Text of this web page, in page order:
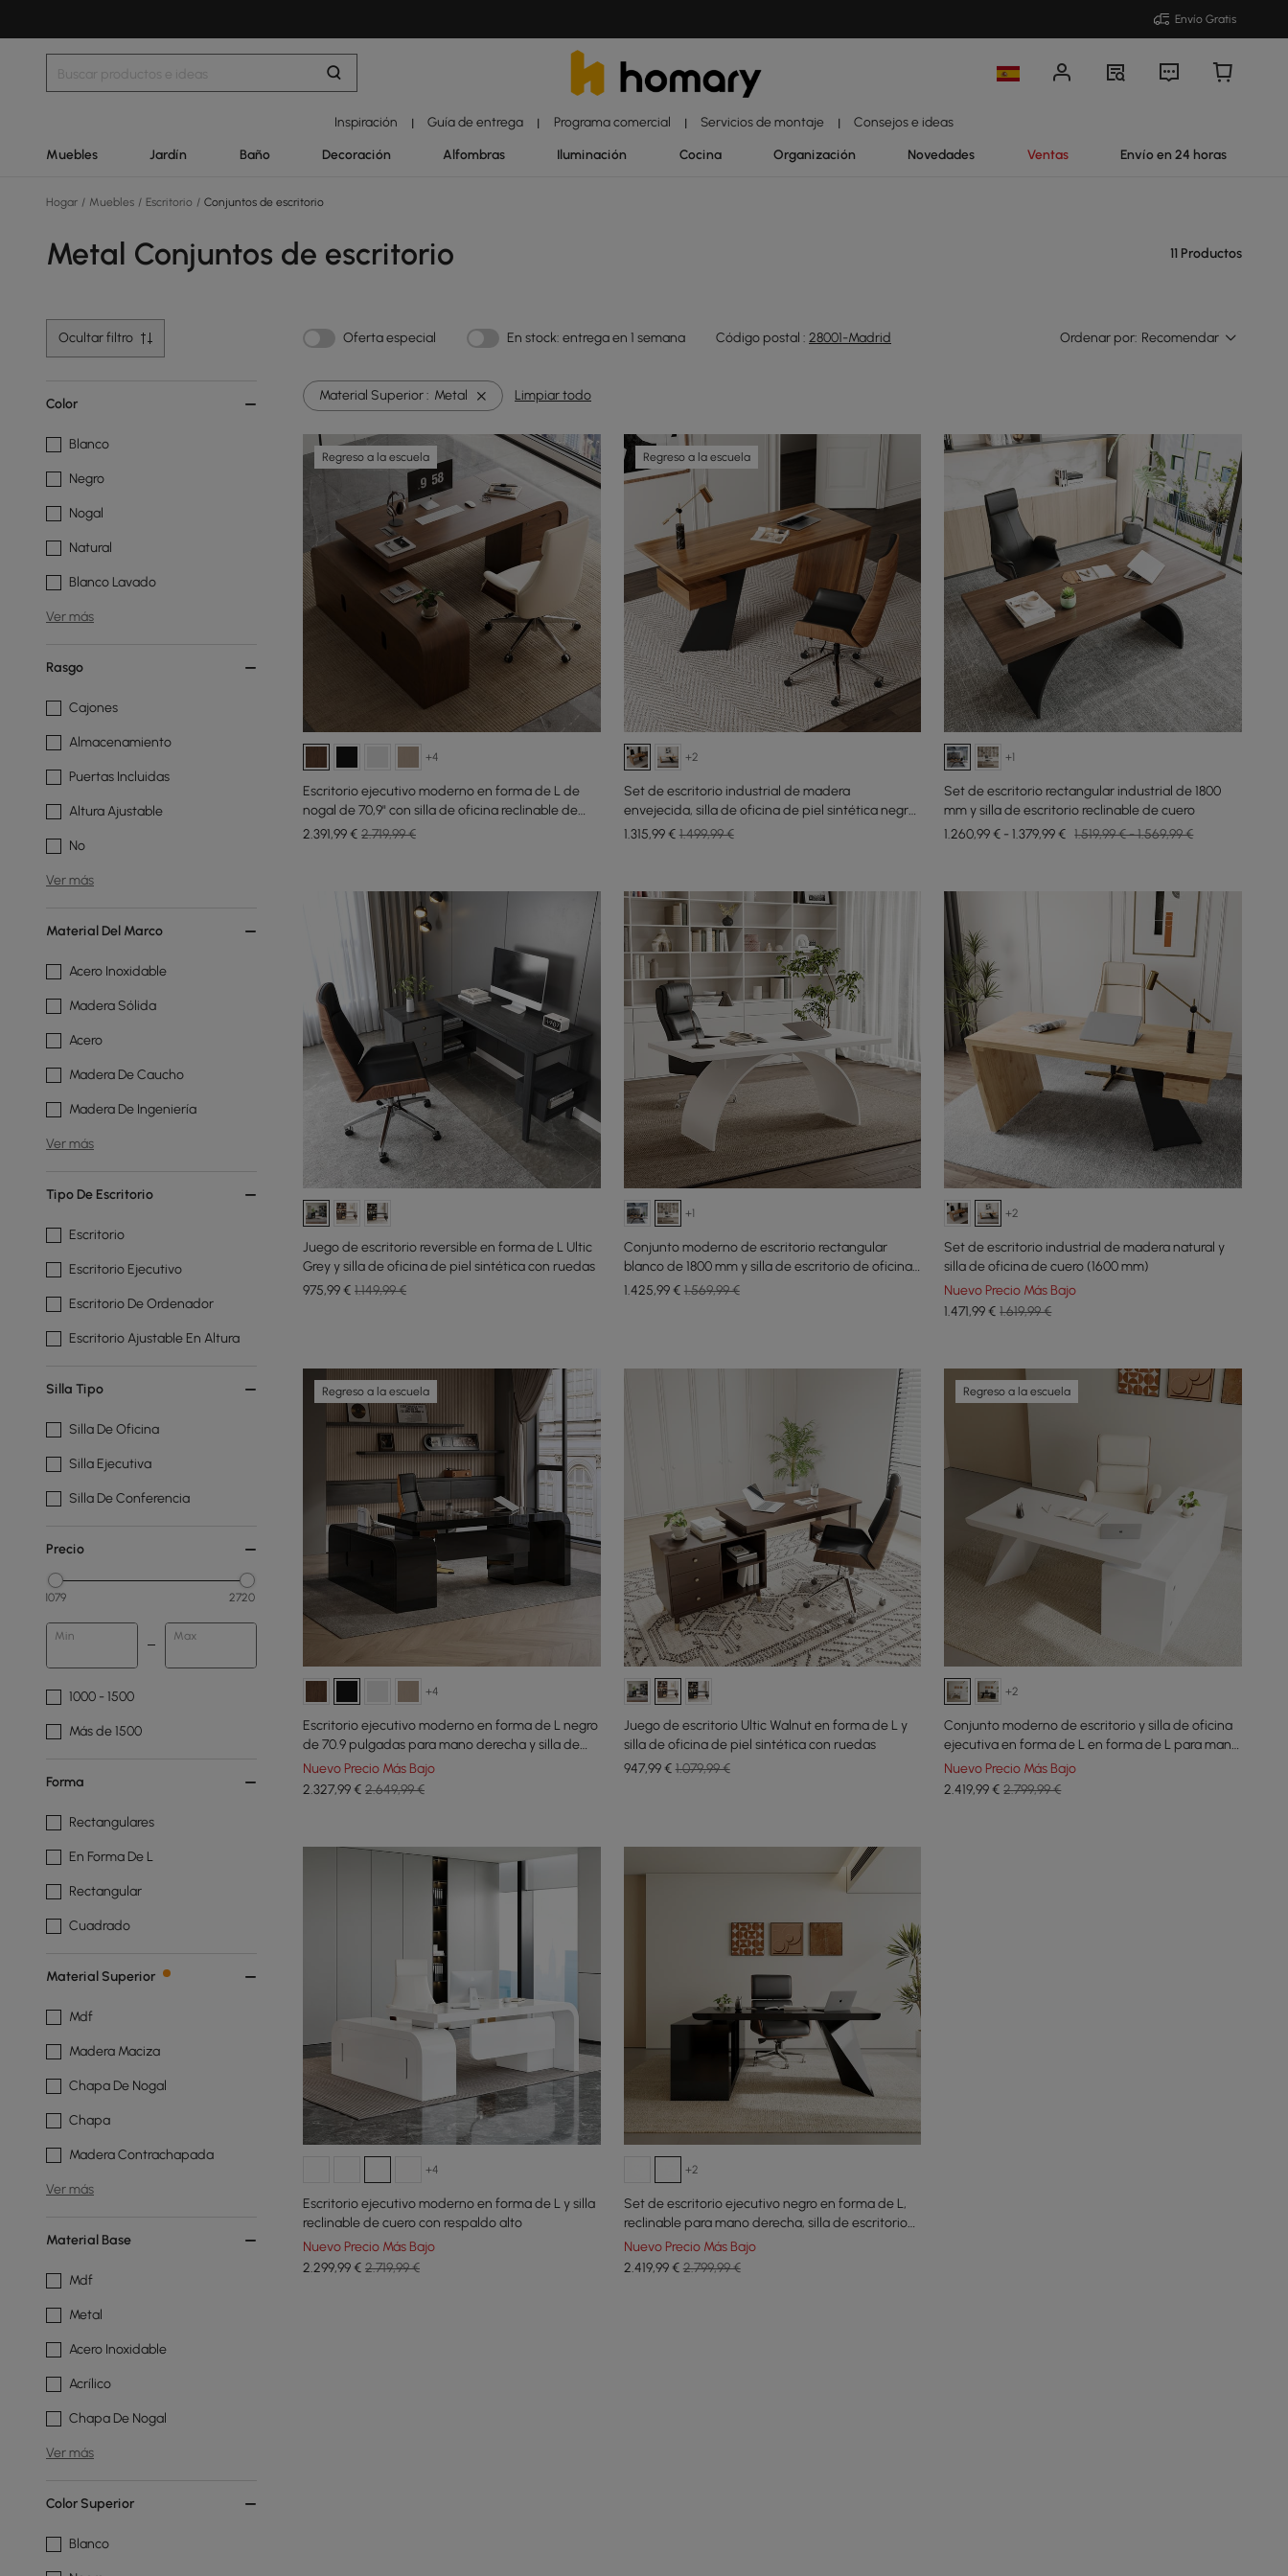
Envío Gratis
Inspiración | Guía de entrega | Programa comercial | Servicios de montaje | Consejos e ideas
Muebles Jardín Baño Decoración Alfombras Iluminación Cocina Organización Novedades Ventas Envío en 24 horas
Hogar / Muebles / Escritorio / Conjuntos de escritorio
Metal Conjuntos de escritorio 11 Productos
Ocultar filtro Oferta especial En stock: entrega en 1 semana Código postal : 28001-Madrid Ordenar por: Recomendar
Color
Blanco
Negro
Nogal
Natural
Blanco Lavado
Ver más
Rasgo
Cajones
Almacenamiento
Puertas Incluidas
Altura Ajustable
No
Ver más
Material Del Marco
Acero Inoxidable
Madera Sólida
Acero
Madera De Caucho
Madera De Ingeniería
Ver más
Tipo De Escritorio
Escritorio
Escritorio Ejecutivo
Escritorio De Ordenador
Escritorio Ajustable En Altura
Silla Tipo
Silla De Oficina
Silla Ejecutiva
Silla De Conferencia
Precio
1079 2720
Min Max
1000 - 1500
Más de 1500
Forma
Rectangulares
En Forma De L
Rectangular
Cuadrado
Material Superior
Mdf
Madera Maciza
Chapa De Nogal
Chapa
Madera Contrachapada
Ver más
Material Base
Mdf
Metal
Acero Inoxidable
Acrílico
Chapa De Nogal
Ver más
Color Superior
Blanco
Material Superior : Metal Limpiar todo
Regreso a la escuela
+4
Escritorio ejecutivo moderno en forma de L de
nogal de 70,9" con silla de oficina reclinable de
cuero (mano izquierda)
2.391,99€ 2.719,99 €
Regreso a la escuela
+2
Set de escritorio industrial de madera
envejecida, silla de oficina de piel sintética negra
(1400 mm)
1.315,99€ 1.499,99 €
+1
Set de escritorio rectangular industrial de 1800
mm y silla de escritorio reclinable de cuero
1.260,99 € - 1.379,99 € 1.519,99 € - 1.569,99 €
Juego de escritorio reversible en forma de L Ultic
Grey y silla de oficina de piel sintética con ruedas
975,99€ 1.149,99 €
+1
Conjunto moderno de escritorio rectangular
blanco de 1800 mm y silla de escritorio de oficina
con respaldo alto
1.425,99€ 1.569,99 €
+2
Set de escritorio industrial de madera natural y
silla de oficina de cuero (1600 mm)
Nuevo Precio Más Bajo
1.471,99€ 1.619,99 €
Regreso a la escuela
+4
Escritorio ejecutivo moderno en forma de L negro
de 70.9 pulgadas para mano derecha y silla de
oficina reclinable de cuero
Nuevo Precio Más Bajo
2.327,99€ 2.649,99 €
Juego de escritorio Ultic Walnut en forma de L y
silla de oficina de piel sintética con ruedas
947,99€ 1.079,99 €
Regreso a la escuela
+2
Conjunto moderno de escritorio y silla de oficina
ejecutiva en forma de L en forma de L para mano
izquierda (1800 mm)
Nuevo Precio Más Bajo
2.419,99€ 2.799,99 €
+4
Escritorio ejecutivo moderno en forma de L y silla
reclinable de cuero con respaldo alto
Nuevo Precio Más Bajo
2.299,99€ 2.719,99 €
+2
Set de escritorio ejecutivo negro en forma de L,
reclinable para mano derecha, silla de escritorio
de oficina de cuero (1800 m)
Nuevo Precio Más Bajo
2.419,99€ 2.799,99 €